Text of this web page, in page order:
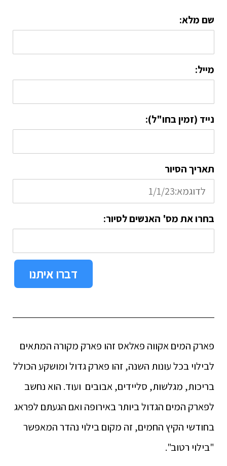
שם מלא:
מייל:
נייד (זמין בחו"ל):
תאריך הסיור
בחרו את מס' האנשים לסיור:
דברו איתנו
פארק המים אקווה פאלאס זהו פארק מקורה המתאים
לבילוי בכל עונות השנה, זהו פארק גדול ומושקע הכולל
בריכות, מגלשות, סליידים, אבובים ועוד. הוא נחשב
לפארק המים הגדול ביותר באירופה ואם הגעתם לפראג
בחודשי הקיץ החמים, זה מקום בילוי נהדר המאפשר
"בילוי רטוב".